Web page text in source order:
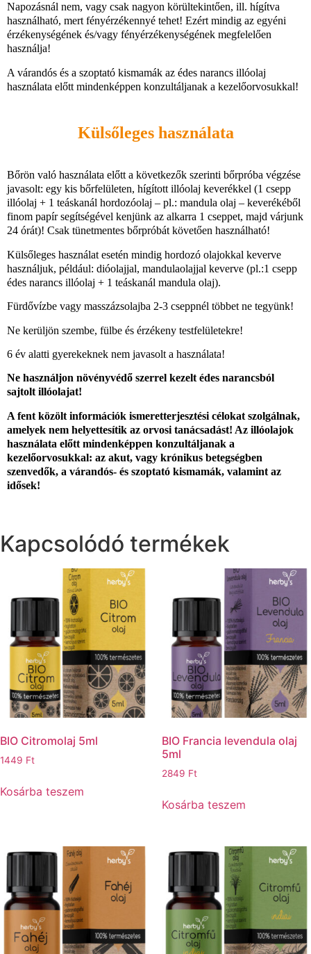
Napozásnál nem, vagy csak nagyon körültekintően, ill. hígítva
használható, mert fényérzékennyé tehet! Ezért mindig az egyéni
érzékenységének és/vagy fényérzékenységének megfelelően
használja!
A várandós és a szoptató kismamák az édes narancs illóolaj
használata előtt mindenképpen konzultáljanak a kezelőorvosukkal!
Külsőleges használata
Bőrön való használata előtt a következők szerinti bőrpróba végzése
javasolt: egy kis bőrfelületen, hígított illóolaj keverékkel (1 csepp
illóolaj + 1 teáskanál hordozóolaj – pl.: mandula olaj – keverékéből
finom papír segítségével kenjünk az alkarra 1 cseppet, majd várjunk
24 órát)! Csak tünetmentes bőrpróbát követően használható!
Külsőleges használat esetén mindig hordozó olajokkal keverve
használjuk, például: dióolajjal, mandulaolajjal keverve (pl.:1 csepp
édes narancs illóolaj + 1 teáskanál mandula olaj).
Fürdővízbe vagy masszázsolajba 2-3 cseppnél többet ne tegyünk!
Ne kerüljön szembe, fülbe és érzékeny testfelületekre!
6 év alatti gyerekeknek nem javasolt a használata!
Ne használjon növényvédő szerrel kezelt édes narancsból
sajtolt illóolajat!
A fent közölt információk ismeretterjesztési célokat szolgálnak,
amelyek nem helyettesítik az orvosi tanácsadást! Az illóolajok
használata előtt mindenképpen konzultáljanak a
kezelőorvosukkal: az akut, vagy krónikus betegségben
szenvedők, a várandós- és szoptató kismamák, valamint az
idősek!
Kapcsolódó termékek
BIO Citromolaj 5ml
1449 Ft
Kosárba teszem
BIO Francia levendula olaj
5ml
2849 Ft
Kosárba teszem